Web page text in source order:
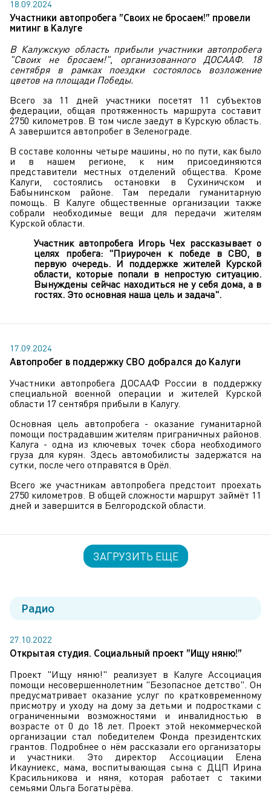
18.09.2024
Участники автопробега "Своих не бросаем!" провели
митинг в Калуге
В Калужскую область прибыли участники автопробега
"Своих не бросаем!", организованного ДОСААФ. 18
сентября в рамках поездки состоялось возложение
цветов на площади Победы.
Всего за 11 дней участники посетят 11 субъектов
федерации, общая протяженность маршрута составит
2750 километров. В том числе заедут в Курскую область.
А завершится автопробег в Зеленограде.
В составе колонны четыре машины, но по пути, как было
и в нашем регионе, к ним присоединяются
представители местных отделений общества. Кроме
Калуги, состоялись остановки в Сухиничском и
Бабынинском районе. Там передали гуманитарную
помощь. В Калуге общественные организации также
собрали необходимые вещи для передачи жителям
Курской области.
Участник автопробега Игорь Чех рассказывает о
целях пробега: "Приурочен к победе в СВО, в
первую очередь. И поддержке жителей Курской
области, которые попали в непростую ситуацию.
Вынуждены сейчас находиться не у себя дома, а в
гостях. Это основная наша цель и задача".
17.09.2024
Автопробег в поддержку СВО добрался до Калуги
Участники автопробега ДОСААФ России в поддержку
специальной военной операции и жителей Курской
области 17 сентября прибыли в Калугу.
Основная цель автопробега - оказание гуманитарной
помощи пострадавшим жителям приграничных районов.
Калуга - одна из ключевых точек сбора необходимого
груза для курян. Здесь автомобилисты задержатся на
сутки, после чего отправятся в Орёл.
Всего же участникам автопробега предстоит проехать
2750 километров. В общей сложности маршрут займёт 11
дней и завершится в Белгородской области.
ЗАГРУЗИТЬ ЕЩЕ
Радио
27.10.2022
Открытая студия. Социальный проект "Ищу няню!"
Проект "Ищу няню!" реализует в Калуге Ассоциация
помощи несовершеннолетним "Безопасное детство". Он
предусматривает оказание услуг по кратковременному
присмотру и уходу на дому за детьми и подростками с
ограниченными возможностями и инвалидностью в
возрасте от 0 до 18 лет. Проект этой некоммерческой
организации стал победителем Фонда президентских
грантов. Подробнее о нём рассказали его организаторы
и участники. Это директор Ассоциации Елена
Икауниекс, мама, воспитывающая сына с ДЦП Ирина
Красильникова и няня, которая работает с такими
семьями Ольга Богатырёва.